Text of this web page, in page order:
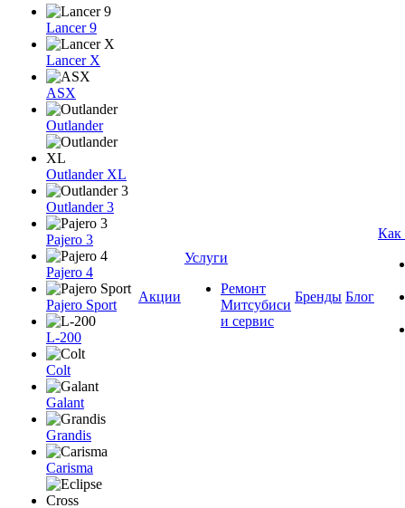
Lancer 9
Lancer X
ASX
Outlander
Outlander XL
Outlander 3
Pajero 3
Pajero 4
Pajero Sport
L-200
Colt
Galant
Grandis
Carisma
Акции
Услуги
Ремонт
Митсубиси
и сервис
Бренды Блог
Как